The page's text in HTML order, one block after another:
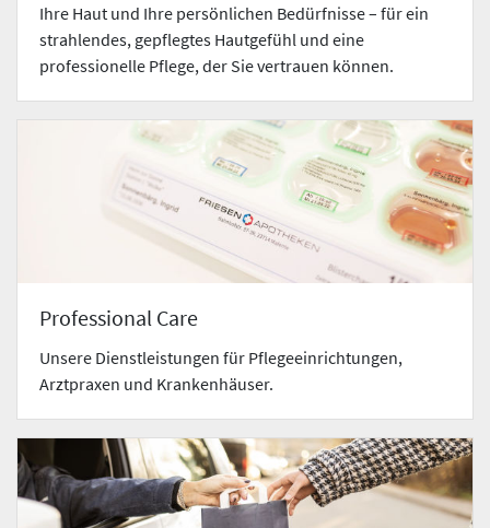
Ihre Haut und Ihre persönlichen Bedürfnisse – für ein
strahlendes, gepflegtes Hautgefühl und eine
professionelle Pflege, der Sie vertrauen können.
Professional Care
Unsere Dienstleistungen für Pflegeeinrichtungen,
Arztpraxen und Krankenhäuser.